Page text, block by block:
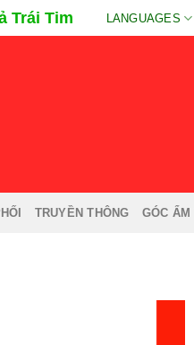
Trái Tim LANGUAGES
TRUYỀN THÔNG GÓC ẨM